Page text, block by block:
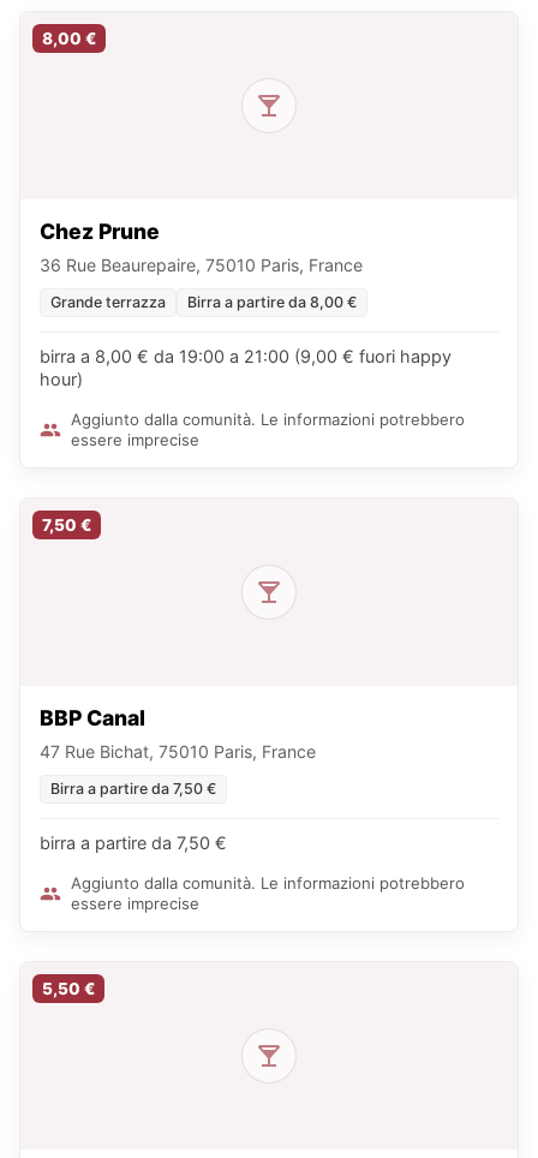
8,00 €
Chez Prune
36 Rue Beaurepaire, 75010 Paris, France
Grande terrazza Birra a partire da 8,00 €
birra a 8,00 € da 19:00 a 21:00 (9,00 € fuori happy
hour)
Aggiunto dalla comunità. Le informazioni potrebbero
essere imprecise
7,50 €
BBP Canal
47 Rue Bichat, 75010 Paris, France
Birra a partire da 7,50 €
birra a partire da 7,50 €
Aggiunto dalla comunità. Le informazioni potrebbero
essere imprecise
5,50 €